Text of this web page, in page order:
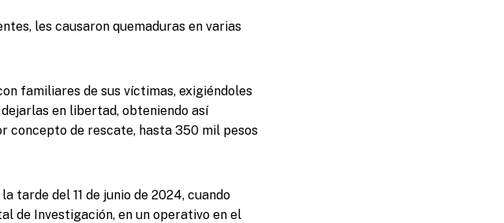
les causaron quemaduras en varias
familiares de sus víctimas, exigiéndoles
en libertad, obteniendo así
concepto de rescate, hasta 350 mil pesos
tarde del 11 de junio de 2024, cuando
de Investigación, en un operativo en el